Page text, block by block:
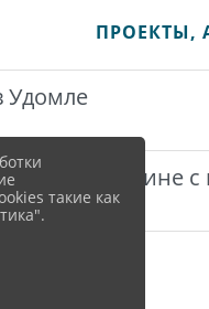
ПРОЕКТЫ,
Удомле
«Наедине
такие как